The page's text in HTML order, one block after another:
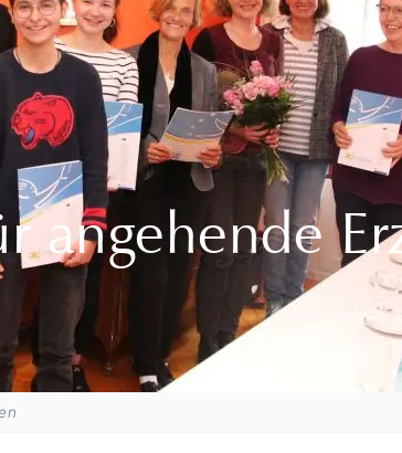
angehende